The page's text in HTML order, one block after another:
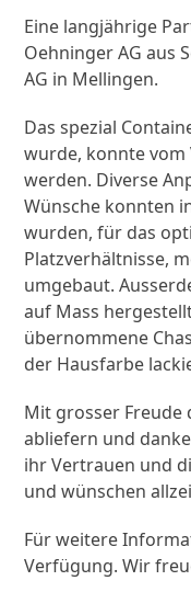
Eine langjährige
Oehninger AG aus
AG in Mellingen.
Das spezial
wurde, konnte vom
werden. Diverse
Wünsche konnten
wurden, für das
Platzverhältnisse,
umgebaut.
auf Mass
übernommene
der Hausfarbe
Mit grosser Freude
abliefern und
ihr Vertrauen und
und wünschen
Für weitere
Verfügung. Wir